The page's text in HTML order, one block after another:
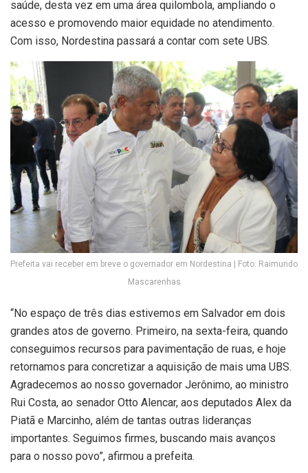
saúde, desta vez em uma área quilombola, ampliando o
acesso e promovendo maior equidade no atendimento.
Com isso, Nordestina passará a contar com sete UBS.
Prefeita vai receber em breve o governador em Nordestina | Foto: Raimundo
Mascarenhas
“No espaço de três dias estivemos em Salvador em dois
grandes atos de governo. Primeiro, na sexta-feira, quando
conseguimos recursos para pavimentação de ruas, e hoje
retornamos para concretizar a aquisição de mais uma UBS.
Agradecemos ao nosso governador Jerônimo, ao ministro
Rui Costa, ao senador Otto Alencar, aos deputados Alex da
Piatã e Marcinho, além de tantas outras lideranças
importantes. Seguimos firmes, buscando mais avanços
para o nosso povo”, afirmou a prefeita.